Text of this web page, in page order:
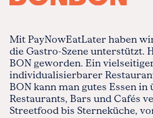
Mit PayNowEatLater haben
die Gastro-Szene unterstützt.
BON geworden. Ein
individualisierbarer
BON kann man gutes Essen in
Restaurants, Bars und Cafés
Streetfood bis Sterneküche,